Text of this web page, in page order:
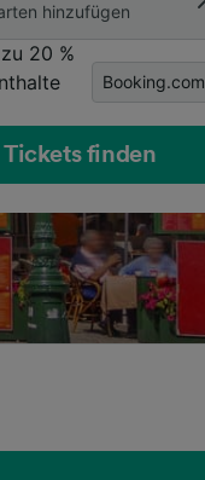
hinzufügen
20 %
Booking.com
finden